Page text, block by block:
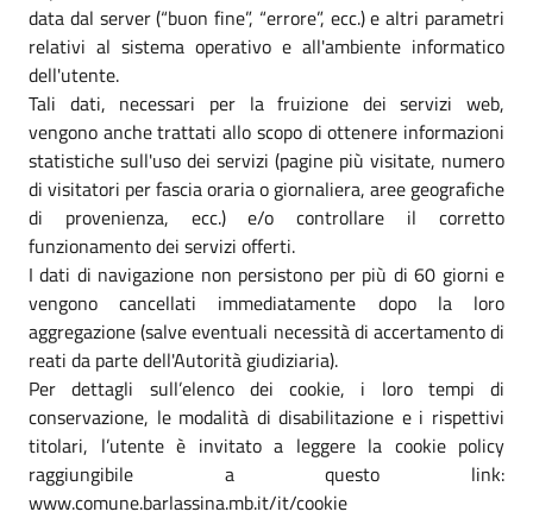
data dal server (“buon fine”, “errore”, ecc.) e altri parametri
relativi al sistema operativo e all'ambiente informatico
dell'utente.
Tali dati, necessari per la fruizione dei servizi web,
vengono anche trattati allo scopo di ottenere informazioni
statistiche sull'uso dei servizi (pagine più visitate, numero
di visitatori per fascia oraria o giornaliera, aree geografiche
di provenienza, ecc.) e/o controllare il corretto
funzionamento dei servizi offerti.
I dati di navigazione non persistono per più di 60 giorni e
vengono cancellati immediatamente dopo la loro
aggregazione (salve eventuali necessità di accertamento di
reati da parte dell'Autorità giudiziaria).
Per dettagli sull’elenco dei cookie, i loro tempi di
conservazione, le modalità di disabilitazione e i rispettivi
titolari, l’utente è invitato a leggere la cookie policy
raggiungibile a questo link:
www.comune.barlassina.mb.it/it/cookie